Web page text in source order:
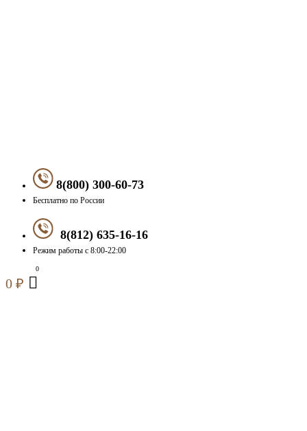
8(800) 300-60-73
Бесплатно по России
8(812) 635-16-16
Режим работы с 8:00-22:00
0 ₽